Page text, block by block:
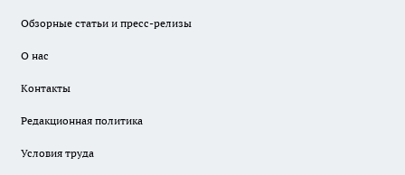
Обзорные статьи и пресс-релизы
О нас
Контакты
Редакционная политика
Условия труда